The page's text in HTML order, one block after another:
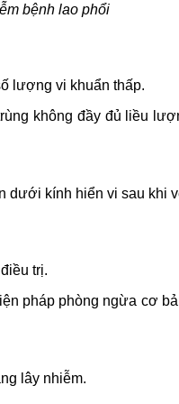
bệnh lao phổi
lượng vi khuẩn thấp.
không đầy đủ liều
kính hiển vi sau khi
trị.
pháp phòng ngừa cơ
lây nhiễm.